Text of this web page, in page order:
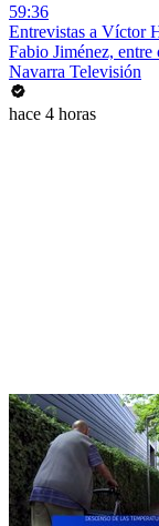
59:36
Entrevistas a Víctor
Fabio Jiménez, entre
Navarra Televisión
hace 4 horas